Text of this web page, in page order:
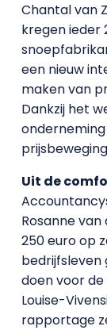
Chantal van
kregen ieder
een nieuw
maken van
Dankzij het
Uit de
Rosanne
250 euro op
doen voor
Louise-
rapportage